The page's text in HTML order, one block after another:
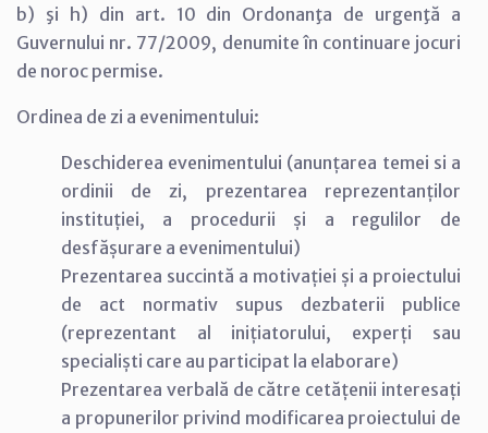
b) şi h) din art. 10 din Ordonanţa de urgenţă a
Guvernului nr. 77/2009, denumite în continuare jocuri
de noroc permise.
Ordinea de zi a evenimentului:
Deschiderea evenimentului (anunțarea temei si a
ordinii de zi, prezentarea reprezentanților
instituției, a procedurii și a regulilor de
desfășurare a evenimentului)
Prezentarea succintă a motivației și a proiectului
de act normativ supus dezbaterii publice
(reprezentant al inițiatorului, experți sau
specialiști care au participat la elaborare)
Prezentarea verbală de către cetățenii interesați
a propunerilor privind modificarea proiectului de